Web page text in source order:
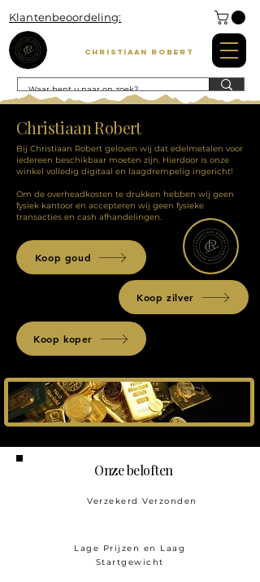
Klantenbeoordeling:
Christiaan Robert
Christiaan Robert
Bij Christiaan Robert geloven wij dat edelmetalen voor
iedereen beschikbaar moeten zijn. Hierdoor is onze
winkel volledig digitaal en laagdrempelig ingericht!
Om de overheadkosten te drukken hebben wij geen
fysiek kantoor en accepteren wij geen fysieke
transacties en cash afhandelingen.
Koop goud
Koop zilver
Koop koper
Onze beloften
Verzekerd Verzonden
Lage Prijzen en Laag
Startgewicht